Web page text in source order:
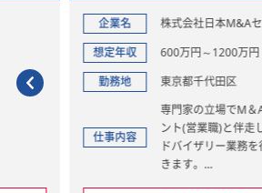
企業名
株式会社日本M&A
想定年収
600万円～1200万円
勤務地
東京都千代田区
仕事内容
専門家の立場でM＆
ント(営業職)と伴走
ドバイザリー業務
きます。